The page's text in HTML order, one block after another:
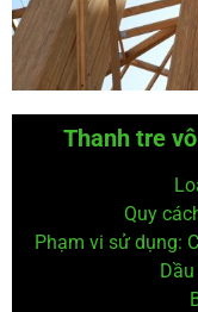
Thanh tre
Quy
Phạm vi sử dụng: